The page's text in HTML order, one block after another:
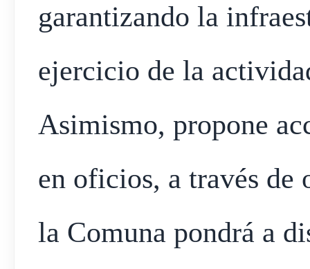
garantizando la
ejercicio de la
Asimismo, propone
en oficios, a través de
la Comuna pondrá a